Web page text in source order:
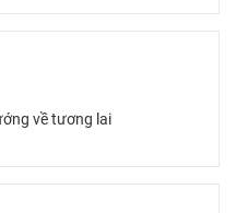
về tương lai